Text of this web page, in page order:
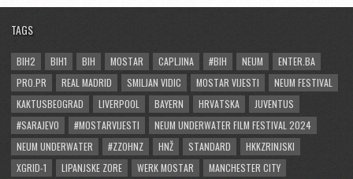
TAGS
BIH2 BIH1 BIH MOSTAR CAPLJINA #BIH NEUM
ENTER.BA
PRO.PR
REAL MADRID SMILJAN VIDIC MOSTAR VIJESTI
NEUM FESTIVAL
KAKTUSBEOGRAD
LIVERPOOL BAYERN HRVATSKA
JUVENTUS
#SARAJEVO
#MOSTARVIJESTI
NEUM UNDERWATER FILM FESTIVAL 2024
NEUM UNDERWATER
#ZZOHNZ HNŽ STANDARD
HKKZRINJSKI
XGRID-1
LIPANJSKE ZORE WERK MOSTAR
MANCHESTER CITY